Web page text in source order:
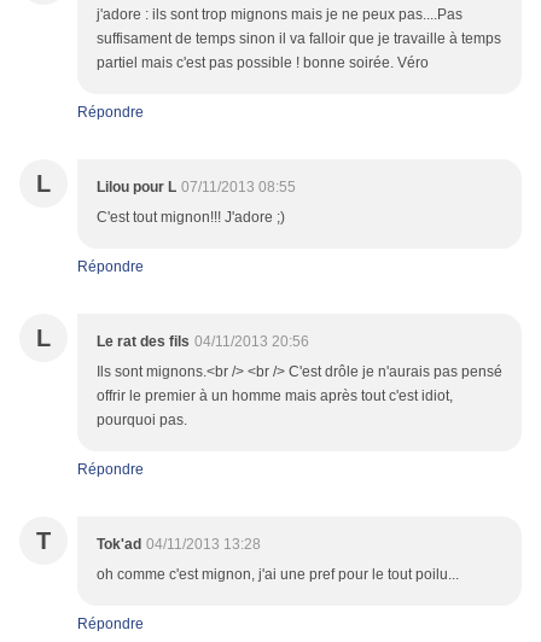
j'adore : ils sont trop mignons mais je ne peux pas....Pas
suffisament de temps sinon il va falloir que je travaille à temps
partiel mais c'est pas possible ! bonne soirée. Véro
Répondre
L Lilou pour L 07/11/2013 08:55
C'est tout mignon!!! J'adore ;)
Répondre
L Le rat des fils 04/11/2013 20:56
Ils sont mignons.<br /> <br /> C'est drôle je n'aurais pas pensé
offrir le premier à un homme mais après tout c'est idiot,
pourquoi pas.
Répondre
T Tok'ad 04/11/2013 13:28
oh comme c'est mignon, j'ai une pref pour le tout poilu...
Répondre